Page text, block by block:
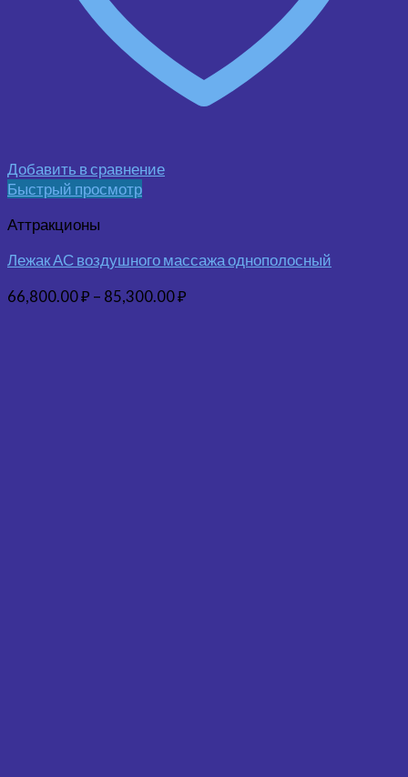
Добавить в сравнение
Быстрый просмотр
Аттракционы
Лежак АС воздушного массажа однополосный
66,800.00₽ – 85,300.00₽